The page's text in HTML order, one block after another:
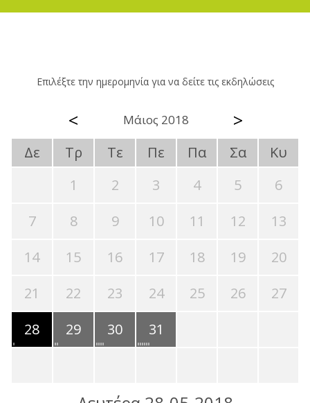
Επιλέξτε την ημερομηνία για να δείτε τις εκδηλώσεις
< Μάιος 2018 >
Δε Τρ Τε Πε Πα Σα
Κυ
1
2 3 4 5
6
7
8 9 10 11 12
13
14
15 16 17 18 19
20
21
22 23 24 25 26
27
28
29 30 31